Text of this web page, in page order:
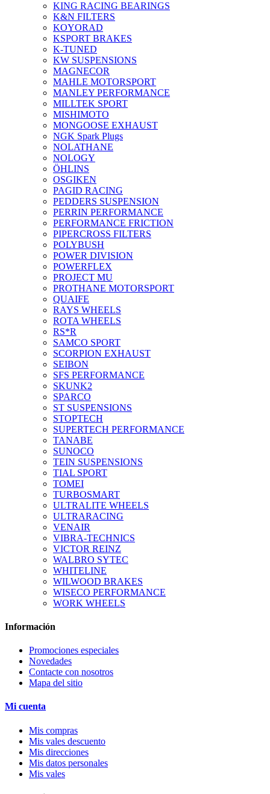
KING RACING BEARINGS
K&N FILTERS
KOYORAD
KSPORT BRAKES
K-TUNED
KW SUSPENSIONS
MAGNECOR
MAHLE MOTORSPORT
MANLEY PERFORMANCE
MILLTEK SPORT
MISHIMOTO
MONGOOSE EXHAUST
NGK Spark Plugs
NOLATHANE
NOLOGY
ÖHLINS
OSGIKEN
PAGID RACING
PEDDERS SUSPENSION
PERRIN PERFORMANCE
PERFORMANCE FRICTION
PIPERCROSS FILTERS
POLYBUSH
POWER DIVISION
POWERFLEX
PROJECT MU
PROTHANE MOTORSPORT
QUAIFE
RAYS WHEELS
ROTA WHEELS
RS*R
SAMCO SPORT
SCORPION EXHAUST
SEIBON
SFS PERFORMANCE
SKUNK2
SPARCO
ST SUSPENSIONS
STOPTECH
SUPERTECH PERFORMANCE
TANABE
SUNOCO
TEIN SUSPENSIONS
TIAL SPORT
TOMEI
TURBOSMART
ULTRALITE WHEELS
ULTRARACING
VENAIR
VIBRA-TECHNICS
VICTOR REINZ
WALBRO SYTEC
WHITELINE
WILWOOD BRAKES
WISECO PERFORMANCE
WORK WHEELS
Información
Promociones especiales
Novedades
Contacte con nosotros
Mapa del sitio
Mi cuenta
Mis compras
Mis vales descuento
Mis direcciones
Mis datos personales
Mis vales